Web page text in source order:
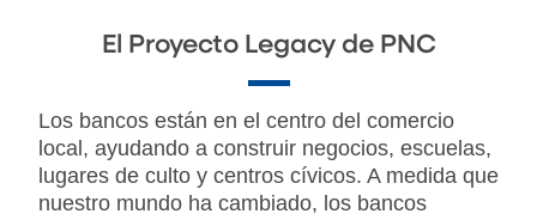
El Proyecto Legacy de PNC
Los bancos están en el centro del comercio
local, ayudando a construir negocios, escuelas,
lugares de culto y centros cívicos. A medida que
nuestro mundo ha cambiado, los bancos